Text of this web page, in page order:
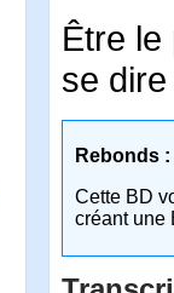
Être le
se
Rebonds :
Cette BD
créant une